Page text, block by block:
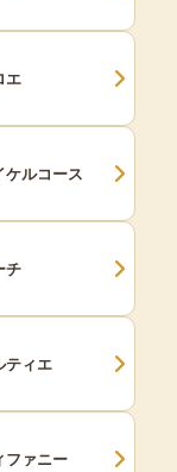
エ
ケルコース
チ
ティエ
ファニー